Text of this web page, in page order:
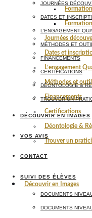
Journées
Dates et
L’engagement
Méthodes et
Financements
Certifications
Déontologie &
Trouver un
Découvrir en Images
JOURNÉES
DATES ET
L’ENGAGEMENT
MÉTHODES ET
FINANCEMENTS
CERTIFICATIONS
DÉONTOLOGIE &
TROUVER UN
DÉCOUVRIR EN IMAGES
VOS AVIS
CONTACT
SUIVI DES ÉLÈVES
DOCUMENTS
DOCUMENTS